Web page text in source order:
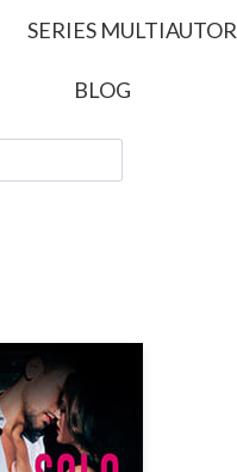
SERIES MULTIAUTOR
BLOG